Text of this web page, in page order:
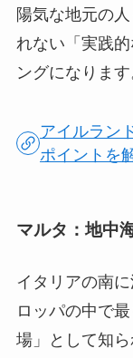
陽気な地元の
れない「実践
ングになります
アイルラン
ポイントを
マルタ：地中
イタリアの南
ロッパの中で
場」として知